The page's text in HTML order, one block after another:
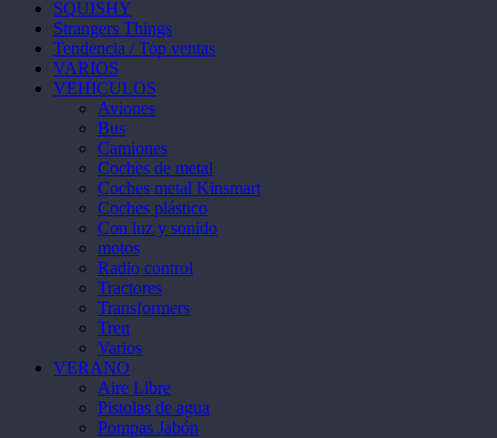
SQUISHY
Strangers Things
Tendencia / Top ventas
VARIOS
VEHICULOS
Aviones
Bus
Camiones
Coches de metal
Coches metal Kinsmart
Coches plástico
Con luz y sonido
motos
Radio control
Tractores
Transformers
Tren
Varios
VERANO
Aire Libre
Pistolas de agua
Pompas Jabón